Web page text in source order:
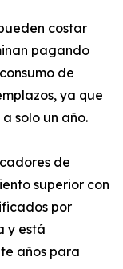
costar
pagando
de
ya que
solo un año.
de
superior con
por
y está
años para